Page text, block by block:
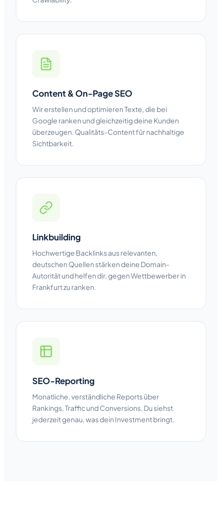
Content & On-Page SEO
Wir erstellen und optimieren Texte, die bei
Google ranken und gleichzeitig deine Kunden
überzeugen. Qualitäts-Content für nachhaltige
Sichtbarkeit.
Linkbuilding
Hochwertige Backlinks aus relevanten,
deutschen Quellen stärken deine Domain-
Autorität und helfen dir, gegen Wettbewerber in
Frankfurt zu ranken.
SEO-Reporting
Monatliche, verständliche Reports über
Rankings, Traffic und Conversions. Du siehst
jederzeit genau, was dein Investment bringt.